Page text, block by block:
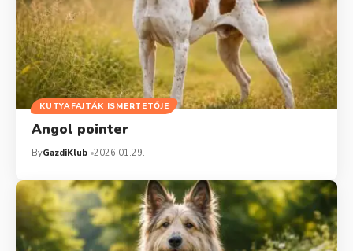
KUTYAFAJTÁK ISMERTETŐJE
Angol pointer
ByGazdiKlub 2026.01.29.